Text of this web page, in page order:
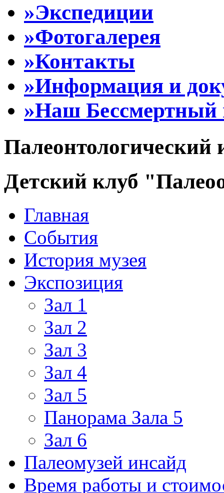
»Экспедиции
»Фотогалерея
»Контакты
»Информация и
»Наш Бессмертный
Палеонтологический
Детский клуб
Главная
События
История музея
Экспозиция
Зал 1
Зал 2
Зал 3
Зал 4
Зал 5
Панорама Зала 5
Зал 6
Палеомузей инсайд
Время работы и